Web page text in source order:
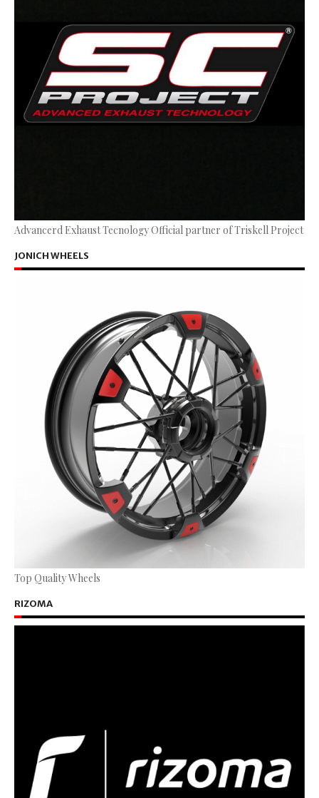
Advancerd Exhaust Tecnology Official partner of Triskell Project
JONICH WHEELS
Top Quality Wheels
RIZOMA